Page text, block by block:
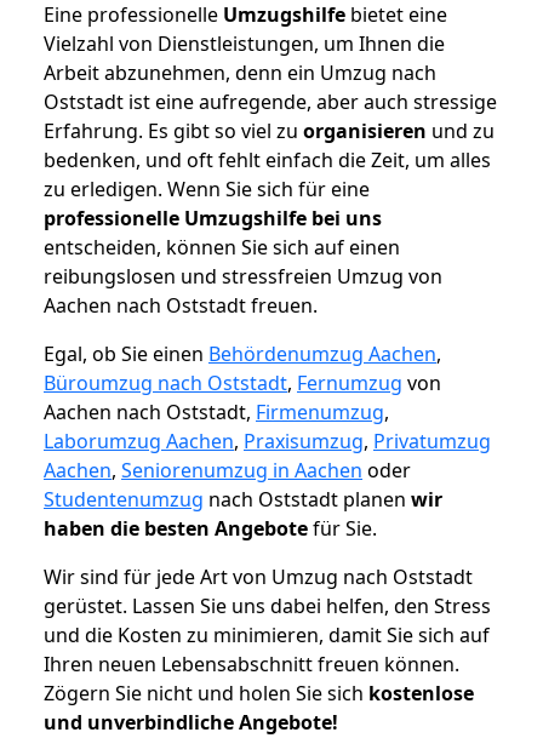
Eine professionelle Umzugshilfe bietet eine
Vielzahl von Dienstleistungen, um Ihnen die
Arbeit abzunehmen, denn ein Umzug nach
Oststadt ist eine aufregende, aber auch stressige
Erfahrung. Es gibt so viel zu organisieren und zu
bedenken, und oft fehlt einfach die Zeit, um alles
zu erledigen. Wenn Sie sich für eine
professionelle Umzugshilfe bei uns
entscheiden, können Sie sich auf einen
reibungslosen und stressfreien Umzug von
Aachen nach Oststadt freuen.
Egal, ob Sie einen Behördenumzug Aachen,
Büroumzug nach Oststadt, Fernumzug von
Aachen nach Oststadt, Firmenumzug,
Laborumzug Aachen, Praxisumzug, Privatumzug
Aachen, Seniorenumzug in Aachen oder
Studentenumzug nach Oststadt planen wir
haben die besten Angebotefür Sie.
Wir sind für jede Art von Umzug nach Oststadt
gerüstet. Lassen Sie uns dabei helfen, den Stress
und die Kosten zu minimieren, damit Sie sich auf
Ihren neuen Lebensabschnitt freuen können.
Zögern Sie nicht und holen Sie sich kostenlose
und unverbindliche Angebote!